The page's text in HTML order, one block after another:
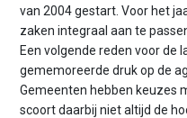
van 2004 gestart. Voor het
zaken integraal aan te
Een volgende reden voor de
gememoreerde druk op de
Gemeenten hebben keuzes
scoort daarbij niet altijd de